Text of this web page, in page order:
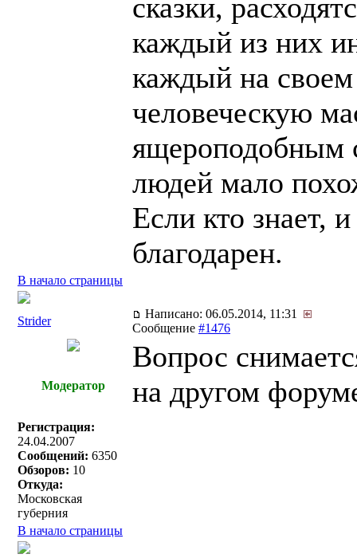
сказки,
каждый из них
каждый на
человеческую
ящероподобным
людей мало
Если кто знает,
благодарен.
В начало страницы
Strider
Написано: 06.05.2014, 11:31
Сообщение #1476
Модератор
Регистрация:
24.04.2007
Сообщений: 6350
Обзоров: 10
Откуда:
Московская
губерния
Вопрос
на другом
В начало страницы